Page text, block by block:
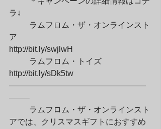
ラ↓
ア
http://bit.ly/swjlwH
http://bit.ly/sDk5tw
—————————————————
——–
アでは、クリスマスギフトにおすすめ